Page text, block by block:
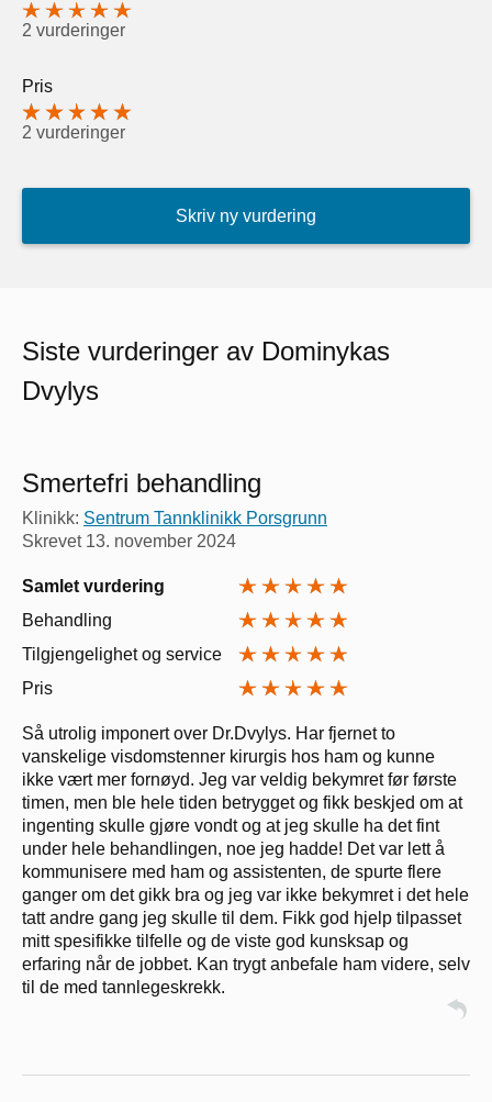
2 vurderinger
Pris
2 vurderinger
Skriv ny vurdering
Siste vurderinger av Dominykas
Dvylys
Smertefri behandling
Klinikk: Sentrum Tannklinikk Porsgrunn
Skrevet 13. november 2024
Samlet vurdering
Behandling
Tilgjengelighet og service
Pris
Så utrolig imponert over Dr.Dvylys. Har fjernet to
vanskelige visdomstenner kirurgis hos ham og kunne
ikke vært mer fornøyd. Jeg var veldig bekymret før første
timen, men ble hele tiden betrygget og fikk beskjed om at
ingenting skulle gjøre vondt og at jeg skulle ha det fint
under hele behandlingen, noe jeg hadde! Det var lett å
kommunisere med ham og assistenten, de spurte flere
ganger om det gikk bra og jeg var ikke bekymret i det hele
tatt andre gang jeg skulle til dem. Fikk god hjelp tilpasset
mitt spesifikke tilfelle og de viste god kunsksap og
erfaring når de jobbet. Kan trygt anbefale ham videre, selv
til de med tannlegeskrekk.